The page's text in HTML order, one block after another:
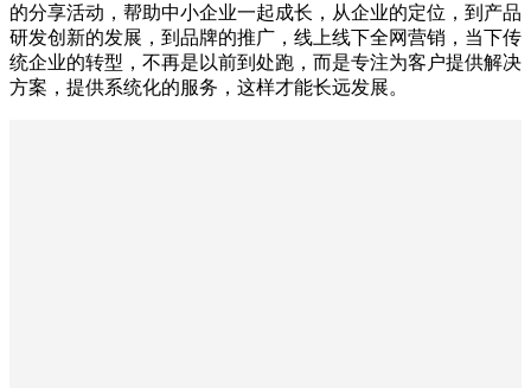
的分享活动，帮助中小企业一起成长，从企业的定位，到产品
研发创新的发展，到品牌的推广，线上线下全网营销，当下传
统企业的转型，不再是以前到处跑，而是专注为客户提供解决
方案，提供系统化的服务，这样才能长远发展。